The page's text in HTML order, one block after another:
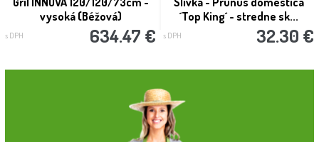
vysoká (Béžová)
s DPH 634.47 €
´Top King´ - stredne sk...
s DPH 32.30 €